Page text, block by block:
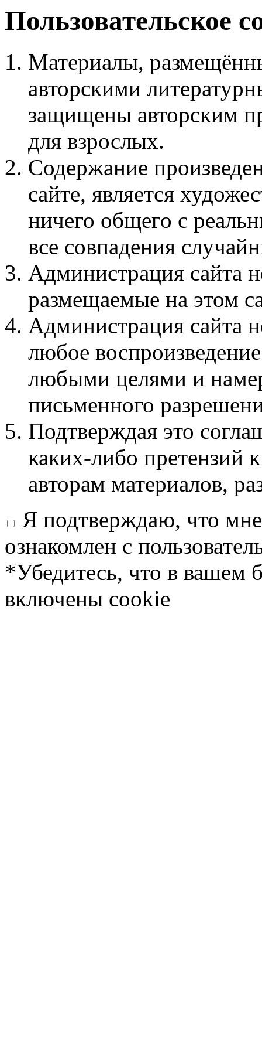
Пользовательское
Материалы,
авторскими
защищены авторским
для взрослых.
Содержание
сайте, является
ничего общего с
все совпадения
Администрация сайта
размещаемые на этом
Администрация сайта
любое
любыми целями и
письменного
Подтверждая это
каких-либо претензий
авторам материалов,
Я подтверждаю, что
ознакомлен с
*Убедитесь, что в вашем
включены cookie